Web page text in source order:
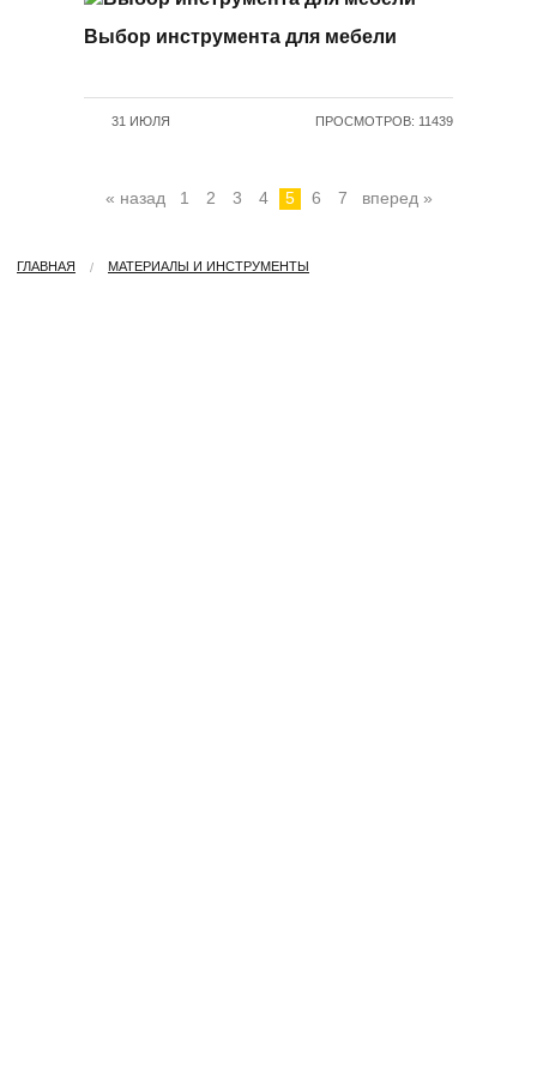
Выбор инструмента для мебели
31 ИЮЛЯ ПРОСМОТРОВ: 11439
« назад 1 2 3 4 5 6 7 вперед »
ГЛАВНАЯ МАТЕРИАЛЫ И ИНСТРУМЕНТЫ